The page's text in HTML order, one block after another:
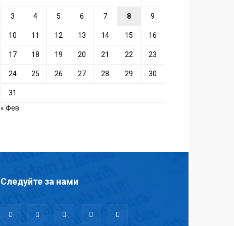
3 4 5 6 7 8 9
10 11 12 13 14 15 16
17 18 19 20 21 22 23
24 25 26 27 28 29 30
31
« Фев
Следуйте за нами